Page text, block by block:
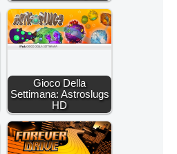
Gioco Della
Settimana: Astroslugs
HD